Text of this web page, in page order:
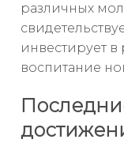
различных
инвестирует в
воспитание